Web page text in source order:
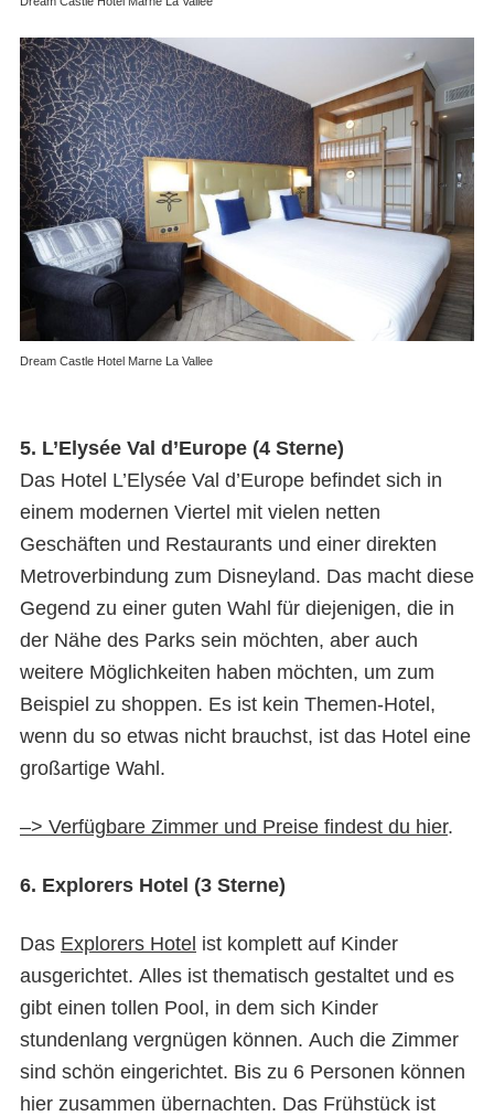
Dream Castle Hotel Marne La Vallee
5. L’Elysée Val d’Europe (4 Sterne)
Das Hotel L’Elysée Val d’Europe befindet sich in
einem modernen Viertel mit vielen netten
Geschäften und Restaurants und einer direkten
Metroverbindung zum Disneyland. Das macht diese
Gegend zu einer guten Wahl für diejenigen, die in
der Nähe des Parks sein möchten, aber auch
weitere Möglichkeiten haben möchten, um zum
Beispiel zu shoppen. Es ist kein Themen-Hotel,
wenn du so etwas nicht brauchst, ist das Hotel eine
großartige Wahl.
–> Verfügbare Zimmer und Preise findest du hier.
6. Explorers Hotel (3 Sterne)
Das Explorers Hotel ist komplett auf Kinder
ausgerichtet. Alles ist thematisch gestaltet und es
gibt einen tollen Pool, in dem sich Kinder
stundenlang vergnügen können. Auch die Zimmer
sind schön eingerichtet. Bis zu 6 Personen können
hier zusammen übernachten. Das Frühstück ist